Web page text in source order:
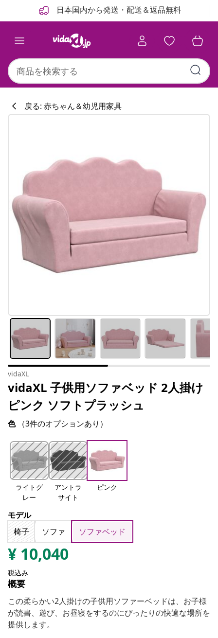
日本国内から発送・配送＆返品無料
戻る: 赤ちゃん＆幼児用家具
vidaXL
vidaXL 子供用ソファベッド 2人掛け
ピンク ソフトプラッシュ
色 （3件のオプションあり）
ライトグ
レー
アントラ
サイト
ピンク
モデル
椅子
ソファ ソファベッド
¥ 10,040
税込み
概要
この柔らかい2人掛けの子供用ソファーベッドは、お子様
が読書、遊び、お昼寝をするのにぴったりの快適な場所を
提供します。